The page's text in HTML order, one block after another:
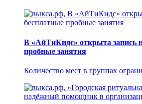
В «АйТиКидс» открыта запись
пробные занятия
Количество мест в группах